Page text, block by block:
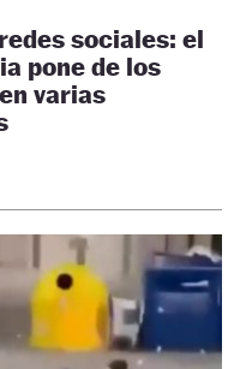
sociales: el
pone de los
varias